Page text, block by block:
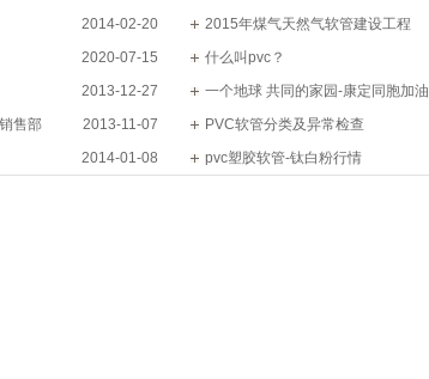
2014-02-20
2015年煤气天然气软管建设工程
2020-07-15
什么叫pvc？
2013-12-27
一个地球 共同的家园-康定同胞加油
2013-11-07
售部
PVC软管分类及异常检查
2014-01-08
pvc塑胶软管-钛白粉行情